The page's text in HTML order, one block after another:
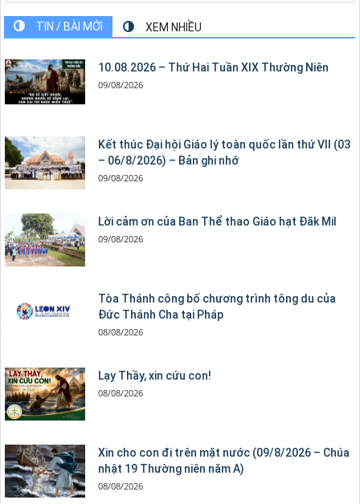
TIN / BÀI MỚI XEM NHIỀU
10.08.2026 – Thứ Hai Tuần XIX Thường Niên
09/08/2026
Kết thúc Đại hội Giáo lý toàn quốc lần thứ VII (03
– 06/8/2026) – Bản ghi nhớ
09/08/2026
Lời cảm ơn của Ban Thể thao Giáo hạt Đăk Mil
09/08/2026
Tòa Thánh công bố chương trình tông du của
Đức Thánh Cha tại Pháp
08/08/2026
Lạy Thầy, xin cứu con!
08/08/2026
Xin cho con đi trên mặt nước (09/8/2026 – Chúa
nhật 19 Thường niên năm A)
08/08/2026